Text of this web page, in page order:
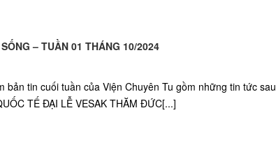
– TUẦN 01 THÁNG 10/2024
bản tin cuối tuần của Viện Chuyên Tu gồm những tin tức sau
TẾ ĐẠI LỄ VESAK THĂM ĐỨC[...]